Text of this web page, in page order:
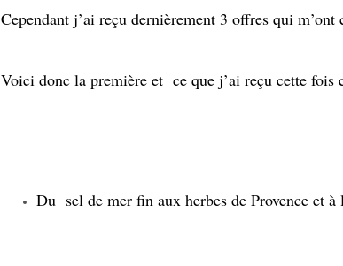
Cependant j’ai reçu dernièrement 3 offres qui m’ont
Voici donc la première et ce que j’ai reçu cette fois
Du sel de mer fin aux herbes de Provence et à